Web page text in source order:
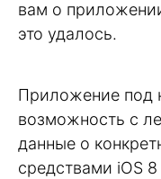
вам о
это удалось.
Приложение под
возможность с
данные о
средствами iOS